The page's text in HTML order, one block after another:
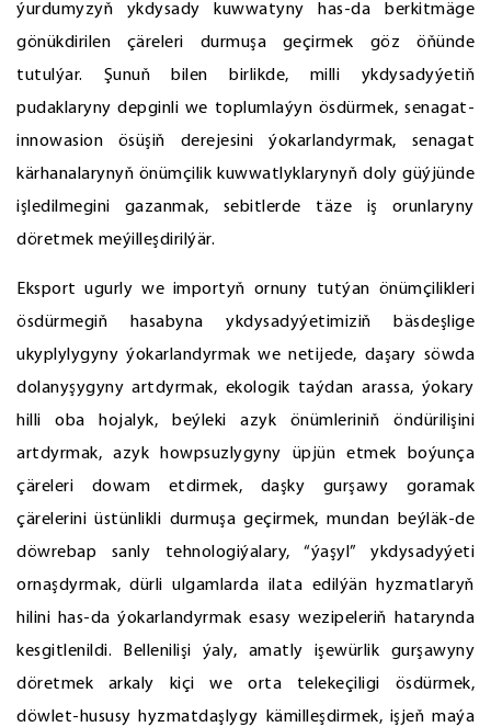
ýurdumyzyň ykdysady kuwwatyny has-da berkitmäge
gönükdirilen çäreleri durmuşa geçirmek göz öňünde
tutulýar. Şunuň bilen birlikde, milli ykdysadyýetiň
pudaklaryny depginli we toplumlaýyn ösdürmek, senagat-
innowasion ösüşiň derejesini ýokarlandyrmak, senagat
kärhanalarynyň önümçilik kuwwatlyklarynyň doly güýjünde
işledilmegini gazanmak, sebitlerde täze iş orunlaryny
döretmek meýilleşdirilýär.
Eksport ugurly we importyň ornuny tutýan önümçilikleri
ösdürmegiň hasabyna ykdysadyýetimiziň bäsdeşlige
ukyplylygyny ýokarlandyrmak we netijede, daşary söwda
dolanyşygyny artdyrmak, ekologik taýdan arassa, ýokary
hilli oba hojalyk, beýleki azyk önümleriniň öndürilişini
artdyrmak, azyk howpsuzlygyny üpjün etmek boýunça
çäreleri dowam etdirmek, daşky gurşawy goramak
çärelerini üstünlikli durmuşa geçirmek, mundan beýläk-de
döwrebap sanly tehnologiýalary, “ýaşyl” ykdysadyýeti
ornaşdyrmak, dürli ulgamlarda ilata edilýän hyzmatlaryň
hilini has-da ýokarlandyrmak esasy wezipeleriň hatarynda
kesgitlenildi. Bellenilişi ýaly, amatly işewürlik gurşawyny
döretmek arkaly kiçi we orta telekeçiligi ösdürmek,
döwlet-hususy hyzmatdaşlygy kämilleşdirmek, işjeň maýa